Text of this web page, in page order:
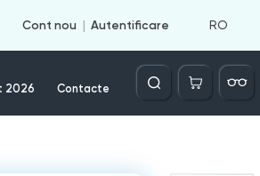
Cont nou Autentificare RO
2026 Contacte
Căutare